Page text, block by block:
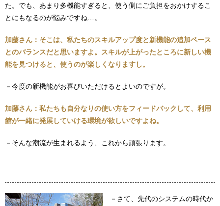
た。でも、あまり多機能すぎると、使う側にご負担をおかけするこ
とにもなるのが悩みですね…。
加藤さん：そこは、私たちのスキルアップ度と新機能の追加ペース
とのバランスだと思いますよ。スキルが上がったところに新しい機
能を見つけると、使うのが楽しくなりますし。
－今度の新機能がお喜びいただけるとよいのですが。
加藤さん：私たちも自分なりの使い方をフィードバックして、利用
館が一緒に発展していける環境が欲しいですよね。
－そんな潮流が生まれるよう、これから頑張ります。
－さて、先代のシステムの時代か